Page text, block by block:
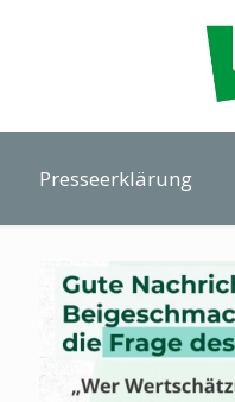
Presseerklärung